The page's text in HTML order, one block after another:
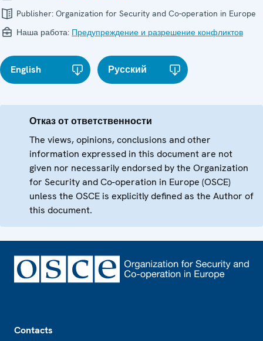
Publisher: Organization for Security and Co-operation in Europe
Наша работа: Предупреждение и разрешение конфликтов
English Русский
Отказ от ответственности
The views, opinions, conclusions and other
information expressed in this document are not
given nor necessarily endorsed by the Organization
for Security and Co-operation in Europe (OSCE)
unless the OSCE is explicitly defined as the Author of
this document.
Contacts